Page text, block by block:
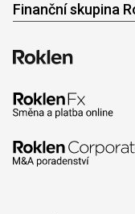
Finanční skupina